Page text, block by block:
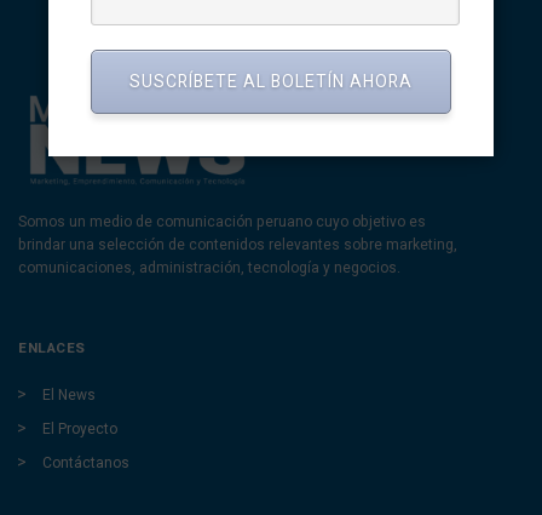
Somos un medio de comunicación peruano cuyo objetivo es
brindar una selección de contenidos relevantes sobre marketing,
comunicaciones, administración, tecnología y negocios.
ENLACES
El News
El Proyecto
Contáctanos
SUSCRÍBETE AL BOLETÍN AHORA